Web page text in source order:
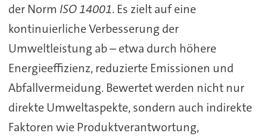
der Norm ISO 14001. Es zielt auf eine
kontinuierliche Verbesserung der
Umweltleistung ab – etwa durch höhere
Energieeffizienz, reduzierte Emissionen und
Abfallvermeidung. Bewertet werden nicht nur
direkte Umweltaspekte, sondern auch indirekte
Faktoren wie Produktverantwortung,